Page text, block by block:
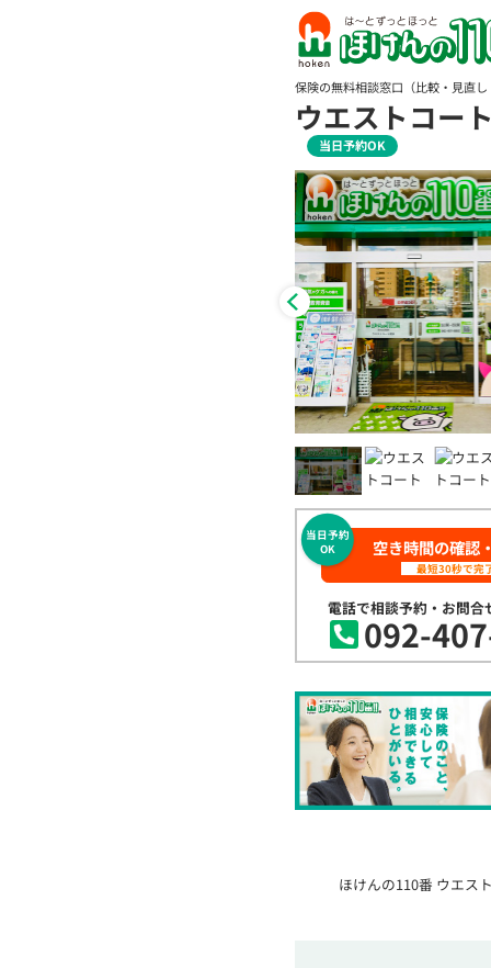
保険の無料相談窓口（比較・見直
ウエストコー
当日予約OK
電話で相談予約・お問合
092-
当日予約
OK
空き時間の確認
最短30秒で完
ほけんの110番 ウエス